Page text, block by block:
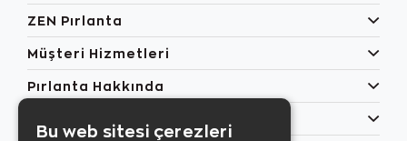
ZEN Pırlanta
Müşteri Hizmetleri
Pırlanta Hakkında
Bu web sitesi çerezleri